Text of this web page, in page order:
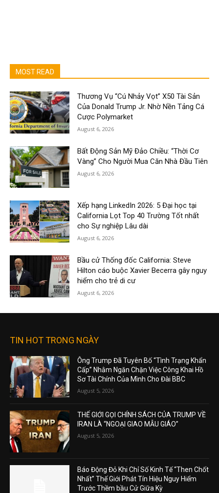
MOST READ
Thương Vụ “Cú Nhảy Vọt” X50 Tài Sản
Của Donald Trump Jr. Nhờ Nền Tảng Cá
Cược Polymarket
August 6, 2026
Bất Động Sản Mỹ Đảo Chiều: “Thời Cơ
Vàng” Cho Người Mua Căn Nhà Đầu Tiên
August 6, 2026
Xếp hạng LinkedIn 2026: 5 Đại học tại
California Lọt Top 40 Trường Tốt nhất
cho Sự nghiệp Lâu dài
August 6, 2026
Bầu cử Thống đốc California: Steve
Hilton cáo buộc Xavier Becerra gây nguy
hiểm cho trẻ di cư
August 6, 2026
TIN HOT TRONG NGÀY
Ông Trump Đã Tuyên Bố “Tình Trạng Khẩn
Cấp” Nhằm Ngăn Chặn Việc Công Khai Hồ
Sơ Tài Chính Của Mình Cho Đài BBC
August 5, 2026
THẾ GIỚI GỌI CHÍNH SÁCH CỦA TRUMP VỀ
IRAN LÀ “NGOẠI GIAO MẪU GIÁO”
August 5, 2026
Báo Động Đỏ Khi Chỉ Số Kinh Tế “Then Chốt
Nhất” Thế Giới Phát Tín Hiệu Nguy Hiểm
Trước Thềm bầu Cử Giữa Kỳ